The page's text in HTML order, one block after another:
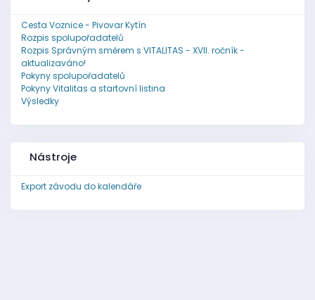
Cesta Voznice - Pivovar Kytín
Rozpis spolupořadatelů
Rozpis Správným směrem s VITALITAS - XVII. ročník -
aktualizaváno!
Pokyny spolupořadatelů
Pokyny Vitalitas a startovní listina
Výsledky
Nástroje
Export závodu do kalendáře